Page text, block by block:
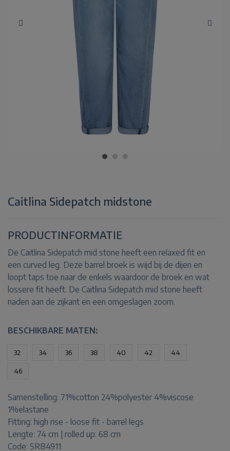
Caitlina Sidepatch midstone
PRODUCTINFORMATIE
De Caitlina Sidepatch mid stone heeft een relaxed fit en
een curved leg. Deze barrel broek is wijd bij de dijen en
loopt taps toe naar de enkels waardoor de broek en wat
lossere fit heeft. De Caitlina Sidepatch mid stone heeft
naden aan de zijkant en een omgeslagen zoom.
BESCHIKBARE MATEN:
32 34 36 38 40 42 44
46
Samenstelling: 71%cotton 24%polyester 4%viscose
1%elastane
Fitting: high rise - loose fit - barrel legs
Lengte: 74 cm | rolled up: 68 cm
Code: SRB4911